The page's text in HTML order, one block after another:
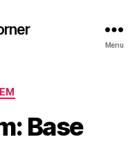
Menu
Base